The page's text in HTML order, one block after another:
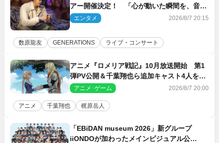
アー開催決定！ 「心が動いた瞬間を、音に
乗せてお届けできれば」
エンタメ 2026/8/7 20:15
数原龍友 GENERATIONS ライブ・コンサート
アニメ『ロメリア戦記』10月放送開始 第1
弾PV公開＆千葉翔也ら追加キャスト4人を発
表アニメ･ゲーム 2026/8/7 20:00
アニメ 千葉翔也 梶原岳人
「EBiDAN museum 2026」新グループ
iiONDOが加わったメインビジュアル公